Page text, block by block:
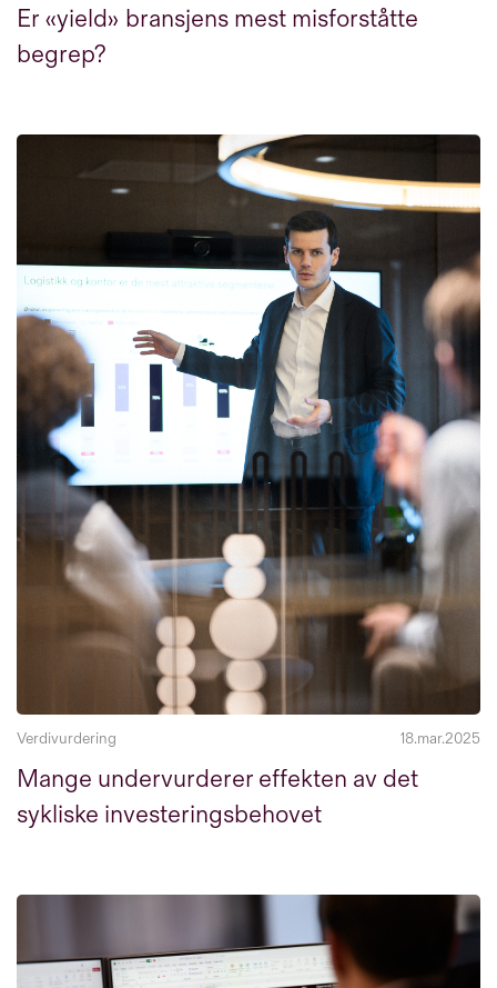
Er «yield» bransjens mest misforståtte
begrep?
Verdivurdering 18.mar.2025
Mange undervurderer effekten av det
sykliske investeringsbehovet